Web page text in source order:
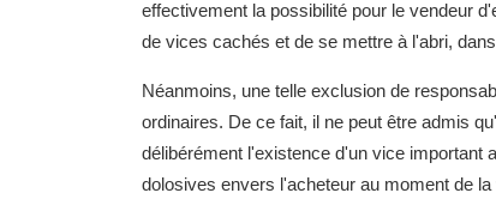
effectivement la possibilité pour le vendeur
de vices cachés et de se mettre à l'abri,
Néanmoins, une telle exclusion de
ordinaires. De ce fait, il ne peut être admis
délibérément l'existence d'un vice important
dolosives envers l'acheteur au moment de